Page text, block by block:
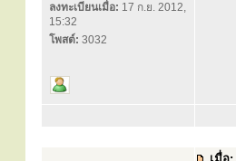
ลงทะเบียนเมื่อ: 17 ก.ย. 2012,
15:32
โพสต์: 3032